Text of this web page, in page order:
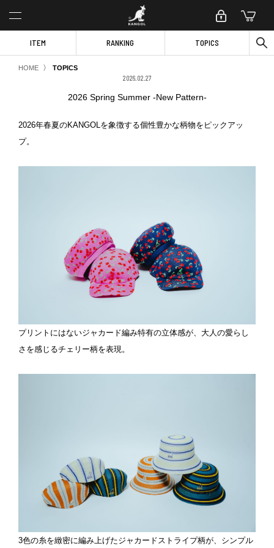
ITEM RANKING TOPICS
HOME 〉 TOPICS
2026.02.27
2026 Spring Summer -New Pattern-
2026年春夏のKANGOLを象徴する個性豊かな柄物をピックアッ
プ。
プリントにはないジャカード編み特有の立体感が、大人の愛らし
さを感じるチェリー柄を表現。
3色の糸を緻密に編み上げたジャカードストライプ柄が、シンプル